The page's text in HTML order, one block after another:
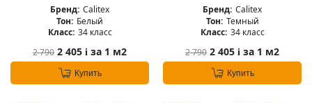
Бренд: Calitex
Тон: Белый
Класс: 34 класс
2 790 2 405 i за 1 м2
Купить
Бренд: Calitex
Тон: Темный
Класс: 34 класс
2 790 2 405 i за 1 м2
Купить